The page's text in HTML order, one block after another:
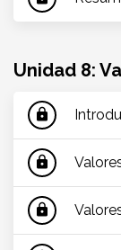
Unidad 8:
lock
lock
lock